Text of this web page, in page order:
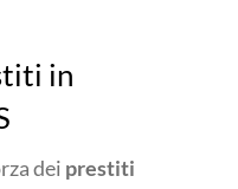
in
dei prestiti